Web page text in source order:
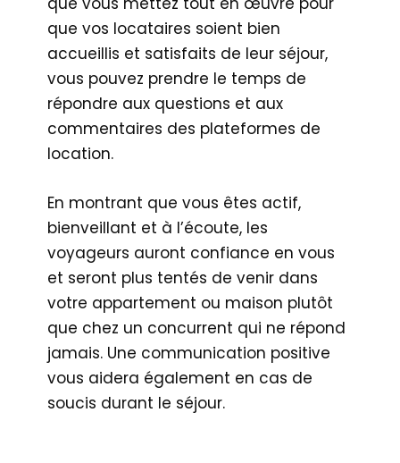
que vos locataires soient bien
accueillis et satisfaits de leur séjour,
vous pouvez prendre le temps de
répondre aux questions et aux
commentaires des plateformes de
location.
En montrant que vous êtes actif,
bienveillant et à l’écoute, les
voyageurs auront confiance en vous
et seront plus tentés de venir dans
votre appartement ou maison plutôt
que chez un concurrent qui ne répond
jamais. Une communication positive
vous aidera également en cas de
soucis durant le séjour.